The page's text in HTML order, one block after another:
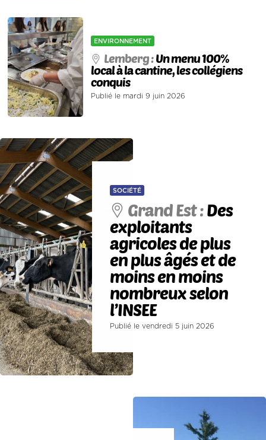
ENVIRONNEMENT
Lemberg :Un menu 100%
local à la cantine, les collégiens
conquis
Publié le mardi 9 juin 2026
SOCIÉTÉ
Grand Est :Des
exploitants
agricoles de plus
en plus âgés et de
moins en moins
nombreux selon
l’INSEE
Publié le vendredi 5 juin 2026